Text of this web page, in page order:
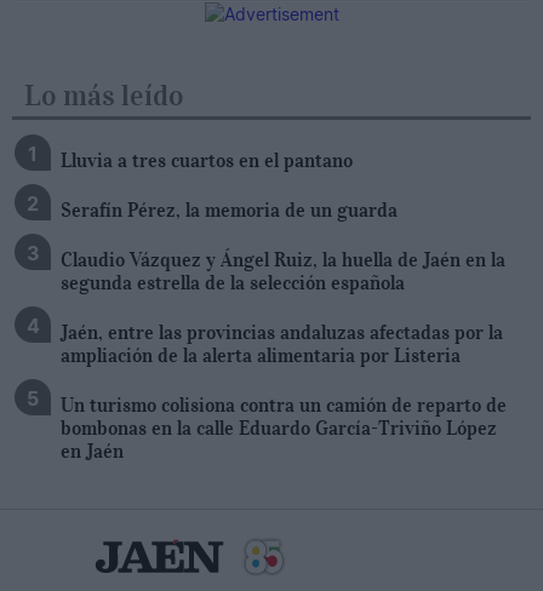
Lo más leído
Lluvia a tres cuartos en el pantano
Serafín Pérez, la memoria de un guarda
Claudio Vázquez y Ángel Ruiz, la huella de Jaén en la
segunda estrella de la selección española
Jaén, entre las provincias andaluzas afectadas por la
ampliación de la alerta alimentaria por Listeria
Un turismo colisiona contra un camión de reparto de
bombonas en la calle Eduardo García-Triviño López
en Jaén